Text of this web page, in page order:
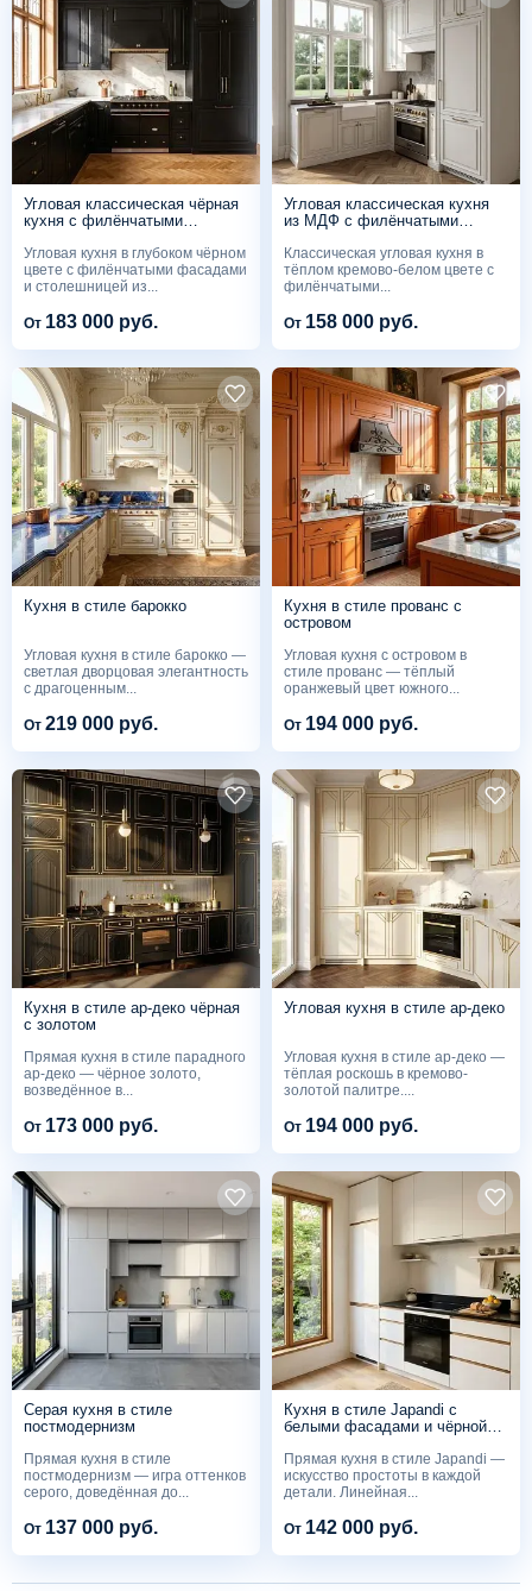
Угловая классическая чёрная
кухня с филёнчатыми
Угловая кухня в глубоком чёрном
цвете с филёнчатыми фасадами
и столешницей из...
От 183 000 руб.
Угловая классическая кухня
из МДФ с филёнчатыми
Классическая угловая кухня в
тёплом кремово-белом цвете с
филёнчатыми...
От 158 000 руб.
Кухня в стиле барокко
Угловая кухня в стиле барокко —
светлая дворцовая элегантность
с драгоценным...
От 219 000 руб.
Кухня в стиле прованс с
островом
Угловая кухня с островом в
стиле прованс — тёплый
оранжевый цвет южного...
От 194 000 руб.
Кухня в стиле ар-деко чёрная
с золотом
Прямая кухня в стиле парадного
ар-деко — чёрное золото,
возведённое в...
От 173 000 руб.
Угловая кухня в стиле ар-деко
Угловая кухня в стиле ар-деко —
тёплая роскошь в кремово-
золотой палитре....
От 194 000 руб.
Серая кухня в стиле
постмодернизм
Прямая кухня в стиле
постмодернизм — игра оттенков
серого, доведённая до...
От 137 000 руб.
Кухня в стиле Japandi с
белыми фасадами и чёрной
Прямая кухня в стиле Japandi —
искусство простоты в каждой
детали. Линейная...
От 142 000 руб.